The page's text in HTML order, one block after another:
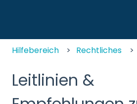
Hilfebereich Rechtliches
Leitlinien &